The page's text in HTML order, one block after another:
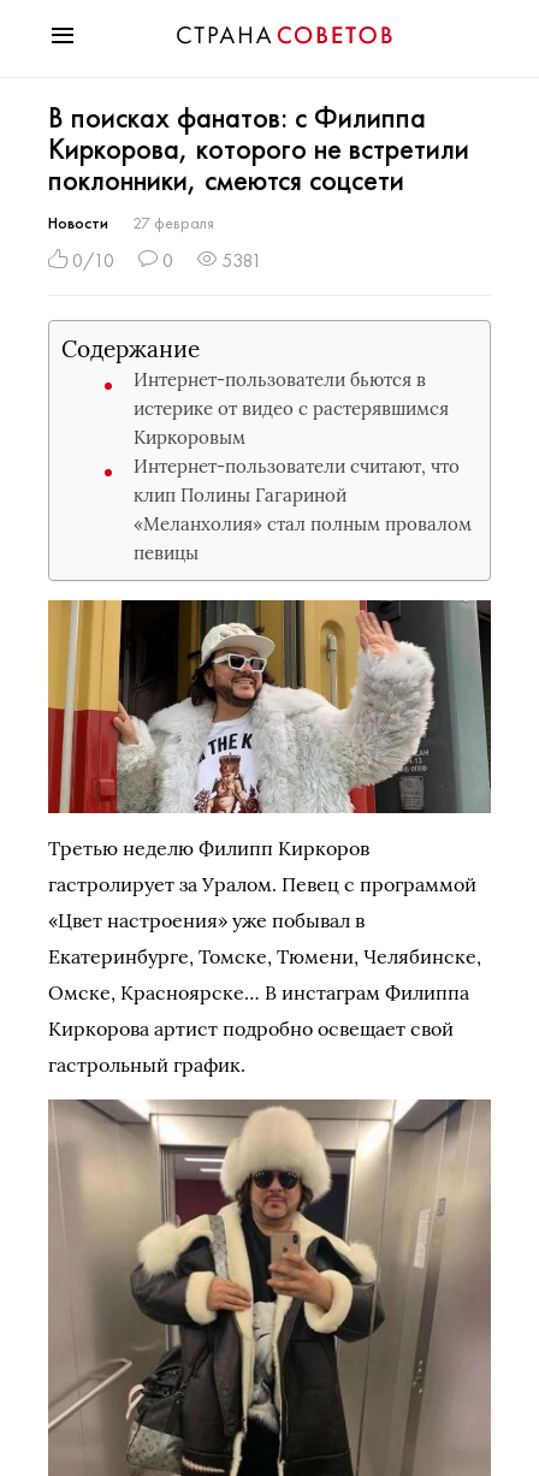
Мода
Звезды
Гороскопы
Здоровье
Психология
Разное
Праздники
В поисках фанатов: с Филиппа
Киркорова, которого не встретили
поклонники, смеются соцсети
Новости 27 февраля
0/10 0 5381
Содержание
Интернет-пользователи бьются в
истерике от видео с растерявшимся
Киркоровым
Интернет-пользователи считают, что
клип Полины Гагариной
«Меланхолия» стал полным провалом
певицы
Третью неделю Филипп Киркоров
гастролирует за Уралом. Певец с программой
«Цвет настроения» уже побывал в
Екатеринбурге, Томске, Тюмени, Челябинске,
Омске, Красноярске… В инстаграм Филиппа
Киркорова артист подробно освещает свой
гастрольный график.